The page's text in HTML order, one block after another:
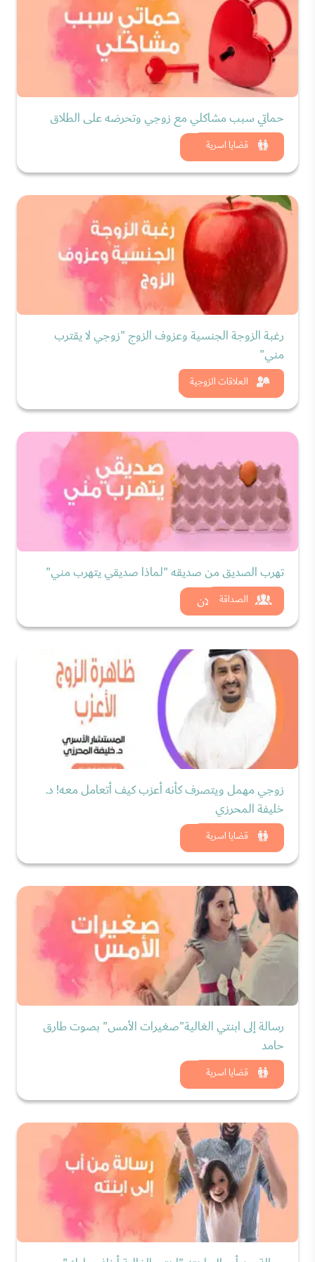
قضايا اسرية
حماتي سبب مشاكلي مع زوجي وتحرضه على الطلاق
شاهد الان
العلاقات الزوجية
رغبة الزوجة الجنسية وعزوف الزوج "زوجي لا يقترب
مني"
شاهد الان
الصداقة
تهرب الصديق من صديقه "لماذا صديقي يتهرب مني"
شاهد الان
قضايا اسرية
زوجي مهمل ويتصرف كأنه أعزب كيف أتعامل معه! د.
خليفة المحرزي
شاهد الان
قضايا اسرية
رسالة إلى ابنتي الغالية"صغيرات الأمس" بصوت طارق
حامد
شاهد الان